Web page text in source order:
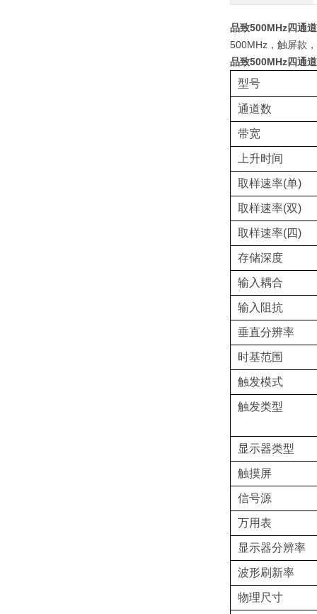
品致500MHz四通
500MHz，触屏款
品致500MHz四通
型号
通道数
带宽
上升时间
取样速率(单)
取样速率(双)
取样速率(四)
存储深度
输入耦合
输入阻抗
垂直分辨率
时基范围
触发模式
触发类型
显示器类型
触摸屏
信号源
万用表
显示器分辨率
波形刷新率
物理尺寸